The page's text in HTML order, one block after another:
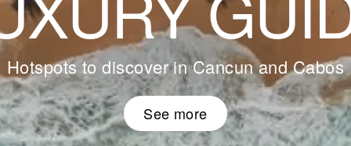
Hotspots to discover in Cancun and Cabos
See more